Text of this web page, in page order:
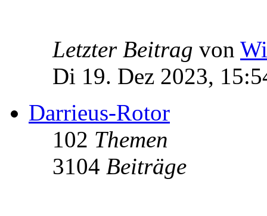
Letzter Beitrag von
Di 19. Dez 2023,
Darrieus-Rotor
102 Themen
3104 Beiträge